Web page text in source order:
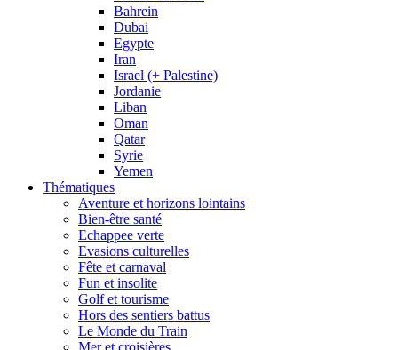
Bahrein
Dubai
Egypte
Iran
Israel (+ Palestine)
Jordanie
Liban
Oman
Qatar
Syrie
Yemen
Thématiques
Aventure et horizons lointains
Bien-être santé
Echappee verte
Evasions culturelles
Fête et carnaval
Fun et insolite
Golf et tourisme
Hors des sentiers battus
Le Monde du Train
Mer et croisières